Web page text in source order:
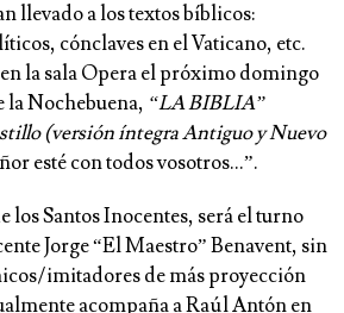
llevado a los textos bíblicos:
cónclaves en el Vaticano, etc.
la sala Opera el próximo domingo
la Nochebuena, “LA BIBLIA”
(versión íntegra Antiguo y Nuevo
esté con todos vosotros…”.
los Santos Inocentes, será el turno
Jorge “El Maestro” Benavent, sin
imitadores de más proyección
acompaña a Raúl Antón en